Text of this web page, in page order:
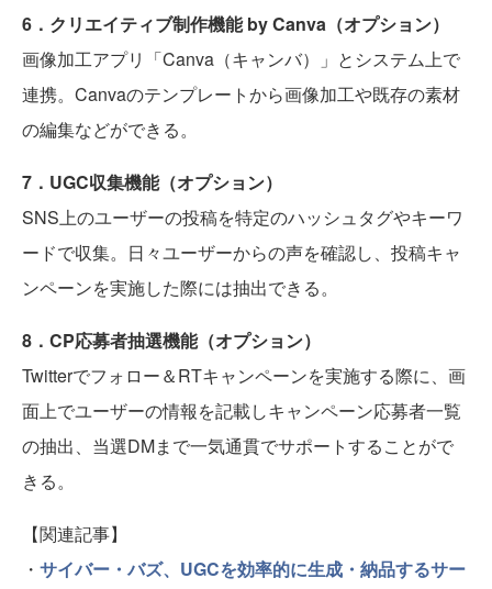
6．クリエイティブ制作機能 by Canva（オプション）
画像加工アプリ「Canva（キャンバ）」とシステム上で
連携。Canvaのテンプレートから画像加工や既存の素材
の編集などができる。
7．UGC収集機能（オプション）
SNS上のユーザーの投稿を特定のハッシュタグやキーワ
ードで収集。日々ユーザーからの声を確認し、投稿キャ
ンペーンを実施した際には抽出できる。
8．CP応募者抽選機能（オプション）
Twitterでフォロー＆RTキャンペーンを実施する際に、画
面上でユーザーの情報を記載しキャンペーン応募者一覧
の抽出、当選DMまで一気通貫でサポートすることがで
きる。
【関連記事】
・ サイバー・バズ、UGCを効率的に生成・納品するサー